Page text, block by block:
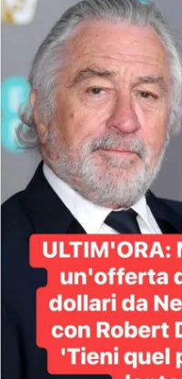
INTRATTENIMENTO
COMPLOTTI,
EVERGREEN
EDITORIALI
TRUFFE E SOCIAL
CLIMA ED